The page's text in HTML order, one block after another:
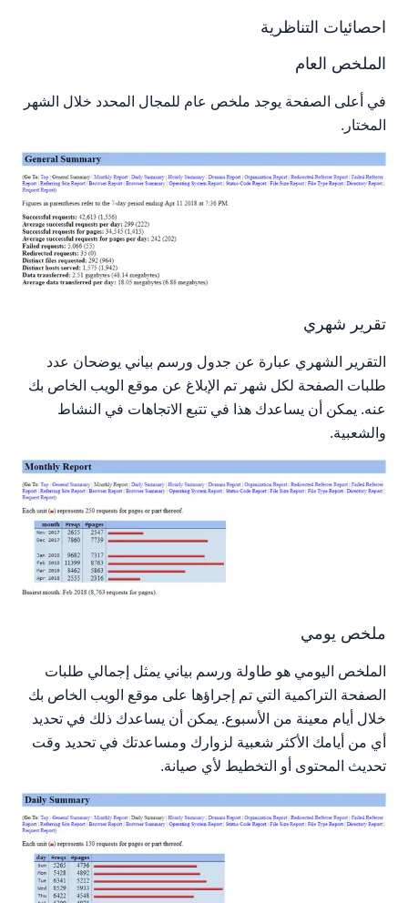
احصائيات التناظرية
الملخص العام
في أعلى الصفحة يوجد ملخص عام للمجال المحدد خلال الشهر
المختار.
تقرير شهري
التقرير الشهري عبارة عن جدول ورسم بياني يوضحان عدد
طلبات الصفحة لكل شهر تم الإبلاغ عن موقع الويب الخاص بك
عنه. يمكن أن يساعدك هذا في تتبع الاتجاهات في النشاط
والشعبية.
ملخص يومي
الملخص اليومي هو طاولة ورسم بياني يمثل إجمالي طلبات
الصفحة التراكمية التي تم إجراؤها على موقع الويب الخاص بك
خلال أيام معينة من الأسبوع. يمكن أن يساعدك ذلك في تحديد
أي من أيامك الأكثر شعبية لزوارك ومساعدتك في تحديد وقت
تحديث المحتوى أو التخطيط لأي صيانة.